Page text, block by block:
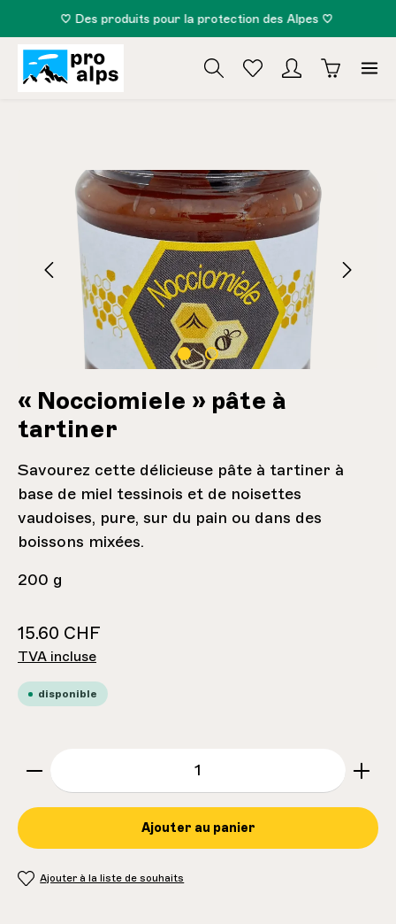
principal
♡ Des produits pour la protection des Alpes ♡
Ignorer la galerie d'images
« Nocciomiele » pâte à
tartiner
Savourez cette délicieuse pâte à tartiner à
base de miel tessinois et de noisettes
vaudoises, pure, sur du pain ou dans des
boissons mixées.
200 g
15.60 CHF
TVA incluse
disponible
Ajouter au panier
Ajouter à la liste de souhaits